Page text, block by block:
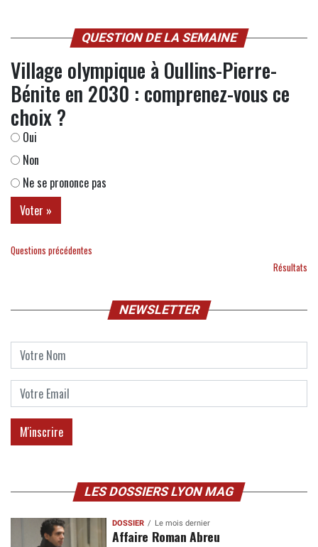
QUESTION DE LA SEMAINE
Village olympique à Oullins-Pierre-
Bénite en 2030 : comprenez-vous ce
choix ?
Oui
Non
Ne se prononce pas
Questions précédentes
Résultats
NEWSLETTER
LES DOSSIERS LYON MAG
DOSSIER Le mois dernier
Affaire Roman Abreu